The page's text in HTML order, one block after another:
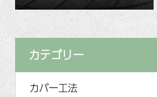
カテゴリー
カバー工法